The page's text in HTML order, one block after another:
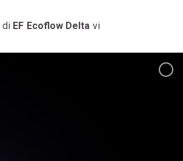
di EF Ecoflow Delta vi